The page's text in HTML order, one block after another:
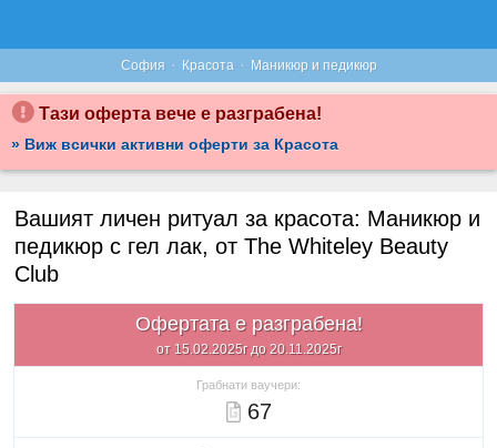
София · Красота · Маникюр и педикюр
Тази оферта вече е разграбена!
» Виж всички активни оферти за Красота
Вашият личен ритуал за красота: Маникюр и
педикюр с гел лак, от The Whiteley Beauty
Club
Офертата е разграбена!
от 15.02.2025г до 20.11.2025г
Грабнати ваучери:
67